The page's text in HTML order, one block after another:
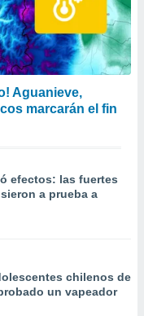
Aguanieve,
marcarán el fin
efectos: las fuertes
a prueba a
chilenos de
un vapeador